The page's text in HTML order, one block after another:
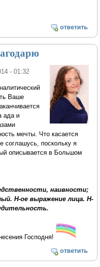
ответить
- 01:32
Ваше
ада и
мечты. Что касается
соглашусь, поскольку я
описывается в Большом
наивности;
Н-ое выражение лица. Н-
Господня!
ответить